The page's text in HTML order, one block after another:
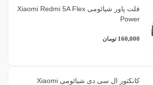
فلت پاور شیائومی Xiaomi Redmi 5A Flex
Power
160,000 تومان
کانکتور ال سی دی شیائومی Xiaomi